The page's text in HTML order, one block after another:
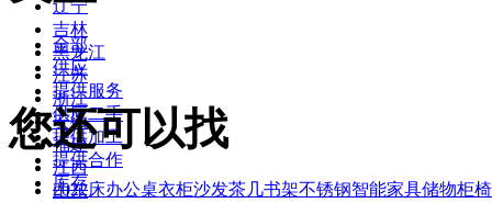
辽宁
吉林
黑龙江
江苏
浙江
安徽
福建
江西
山东
全部
供应
提供服务
供应二手
提供加工
提供合作
库存
您还可以找
2022床办公桌衣柜沙发茶几书架不锈钢智能家具储物柜